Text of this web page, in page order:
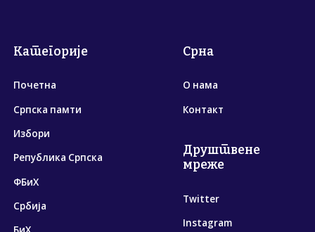
Категорије
Почетна
Српска памти
Избори
Република Српска
ФБиХ
Србија
Срна
О нама
Контакт
Друштвене
мреже
Twitter
Instagram